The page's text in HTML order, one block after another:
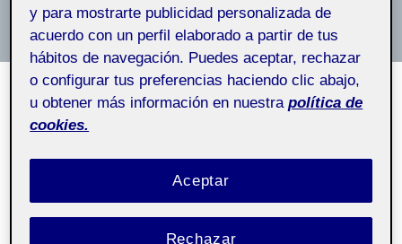
Iniciación a las competencias TIC
SIN CATEGORÍA
Reflexión final
Cynthia Abolafio Alarcón
y para mostrarte publicidad personalizada de
acuerdo con un perfil elaborado a partir de tus
hábitos de navegación. Puedes aceptar, rechazar
o configurar tus preferencias haciendo clic abajo,
u obtener más información en nuestra política de
cookies.
Rechazar
Aceptar